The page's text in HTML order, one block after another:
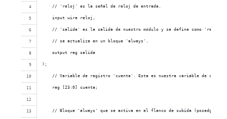
    // 'reloj' es la señal de reloj de entrada.
    input wire reloj,
// 'salida' es la salida de nuestro módulo y se define como 'reg'
    // se actualiza en un bloque 'always'.
    output reg salida
);
// Variable de registro 'cuenta'. Esta es nuestra variable de
    reg [23:0] cuenta;
// Bloque 'always' que se activa en el flanco de subida (posedge) de